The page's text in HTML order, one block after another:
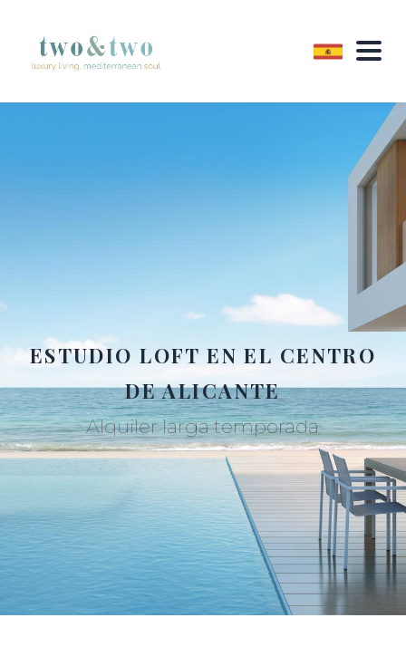
ESTUDIO LOFT EN EL CENTRO
DE ALICANTE
Alquiler larga temporada